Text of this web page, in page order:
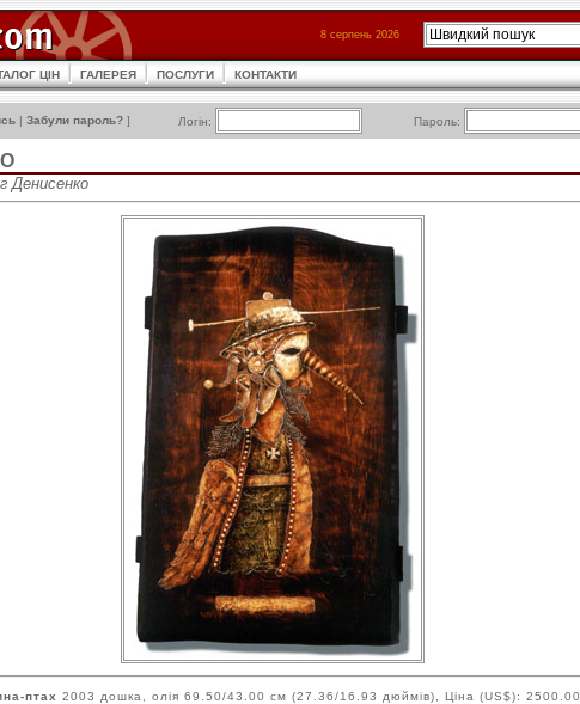
8 серпень 2026
ЦІН ГАЛЕРЕЯ ПОСЛУГИ КОНТАКТИ
| Забули пароль? ] Логін: Пароль:
Денисенко
птах 2003 дошка, олія 69.50/43.00 см (27.36/16.93 дюймів), Ціна (US$): 2500.00